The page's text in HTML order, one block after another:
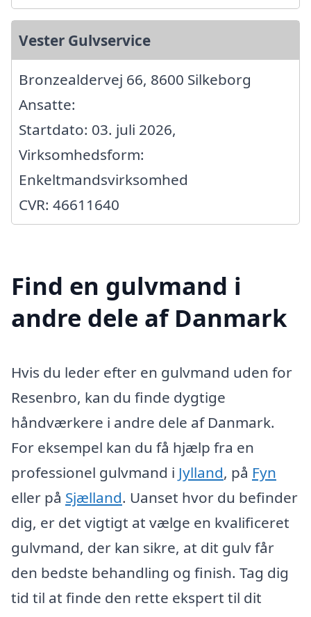
Vester Gulvservice
Bronzealdervej 66, 8600 Silkeborg
Ansatte:
Startdato: 03. juli 2026,
Virksomhedsform:
Enkeltmandsvirksomhed
CVR: 46611640
Find en gulvmand i
andre dele af Danmark
Hvis du leder efter en gulvmand uden for
Resenbro, kan du finde dygtige
håndværkere i andre dele af Danmark.
For eksempel kan du få hjælp fra en
professionel gulvmand i Jylland, på Fyn
eller på Sjælland. Uanset hvor du befinder
dig, er det vigtigt at vælge en kvalificeret
gulvmand, der kan sikre, at dit gulv får
den bedste behandling og finish. Tag dig
tid til at finde den rette ekspert til dit